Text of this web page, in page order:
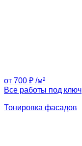
от 700 ₽ /м²
Все работы под ключ
Тонировка фасадов